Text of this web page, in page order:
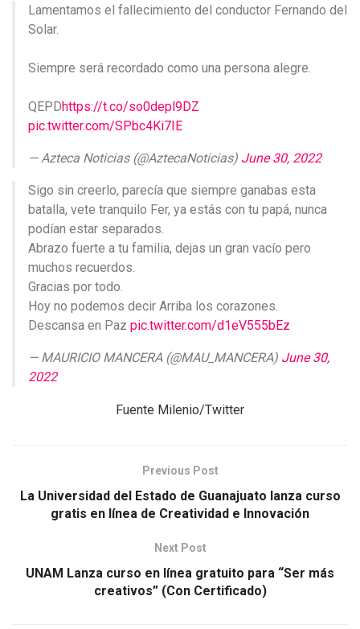
Lamentamos el fallecimiento del conductor Fernando del
Solar.
Siempre será recordado como una persona alegre.
QEPDhttps://t.co/so0depl9DZ
pic.twitter.com/SPbc4Ki7IE
— Azteca Noticias (@AztecaNoticias) June 30, 2022
Sigo sin creerlo, parecía que siempre ganabas esta
batalla, vete tranquilo Fer, ya estás con tu papá, nunca
podían estar separados.
Abrazo fuerte a tu familia, dejas un gran vacío pero
muchos recuerdos.
Gracias por todo.
Hoy no podemos decir Arriba los corazones.
Descansa en Paz pic.twitter.com/d1eV555bEz
— MAURICIO MANCERA (@MAU_MANCERA) June 30,
2022
Fuente Milenio/Twitter
Previous Post
La Universidad del Estado de Guanajuato lanza curso
gratis en línea de Creatividad e Innovación
Next Post
UNAM Lanza curso en línea gratuito para “Ser más
creativos” (Con Certificado)